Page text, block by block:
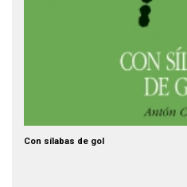
Con sílabas de gol